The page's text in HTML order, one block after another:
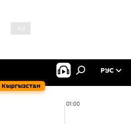
Кыргызстан
РУС
01:00